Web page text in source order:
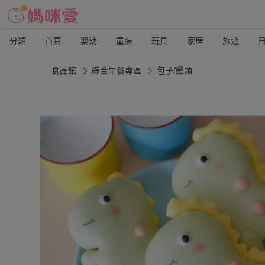
分類 首頁 嬰幼 童裝 玩具 家居 旅遊
食品館 綜合早餐專區 包子/饅頭